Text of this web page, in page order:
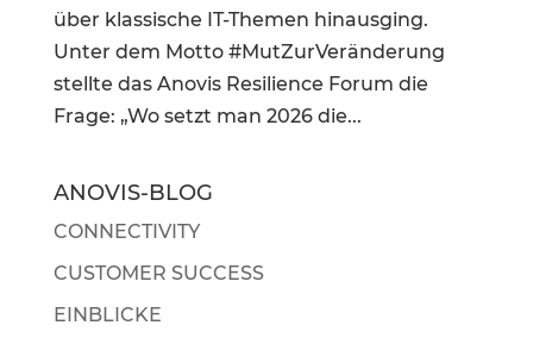
über klassische IT-Themen hinausging.
Unter dem Motto #MutZurVeränderung
stellte das Anovis Resilience Forum die
Frage: „Wo setzt man 2026 die...
ANOVIS-BLOG
CONNECTIVITY
CUSTOMER SUCCESS
EINBLICKE